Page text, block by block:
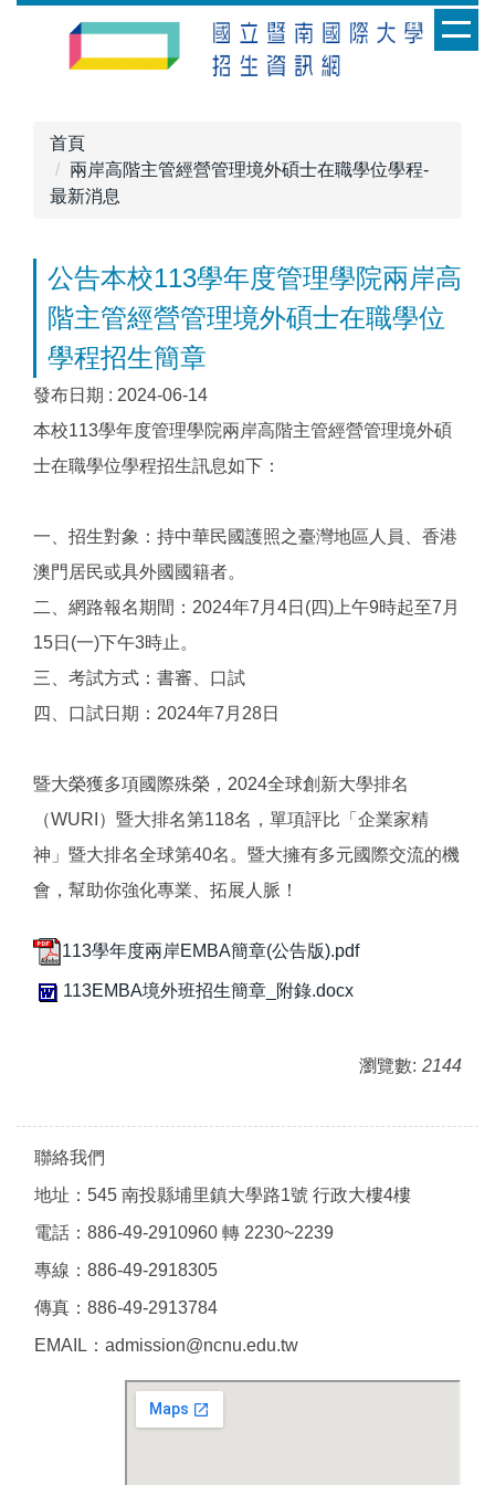
首頁
兩岸高階主管經營管理境外碩士在職學位學程-
最新消息
公告本校113學年度管理學院兩岸高
階主管經營管理境外碩士在職學位
學程招生簡章
發布日期 : 2024-06-14
本校113學年度管理學院兩岸高階主管經營管理境外碩
士在職學位學程招生訊息如下：
一、招生對象：持中華民國護照之臺灣地區人員、香港
澳門居民或具外國國籍者。
二、網路報名期間：2024年7月4日(四)上午9時起至7月
15日(一)下午3時止。
三、考試方式：書審、口試
四、口試日期：2024年7月28日
暨大榮獲多項國際殊榮，2024全球創新大學排名
（WURI）暨大排名第118名，單項評比「企業家精
神」暨大排名全球第40名。暨大擁有多元國際交流的機
會，幫助你強化專業、拓展人脈！
113學年度兩岸EMBA簡章(公告版).pdf
113EMBA境外班招生簡章_附錄.docx
瀏覽數: 2144
聯絡我們
地址：545 南投縣埔里鎮大學路1號 行政大樓4樓
電話：886-49-2910960 轉 2230~2239
專線：886-49-2918305
傳真：886-49-2913784
EMAIL：admission@ncnu.edu.tw